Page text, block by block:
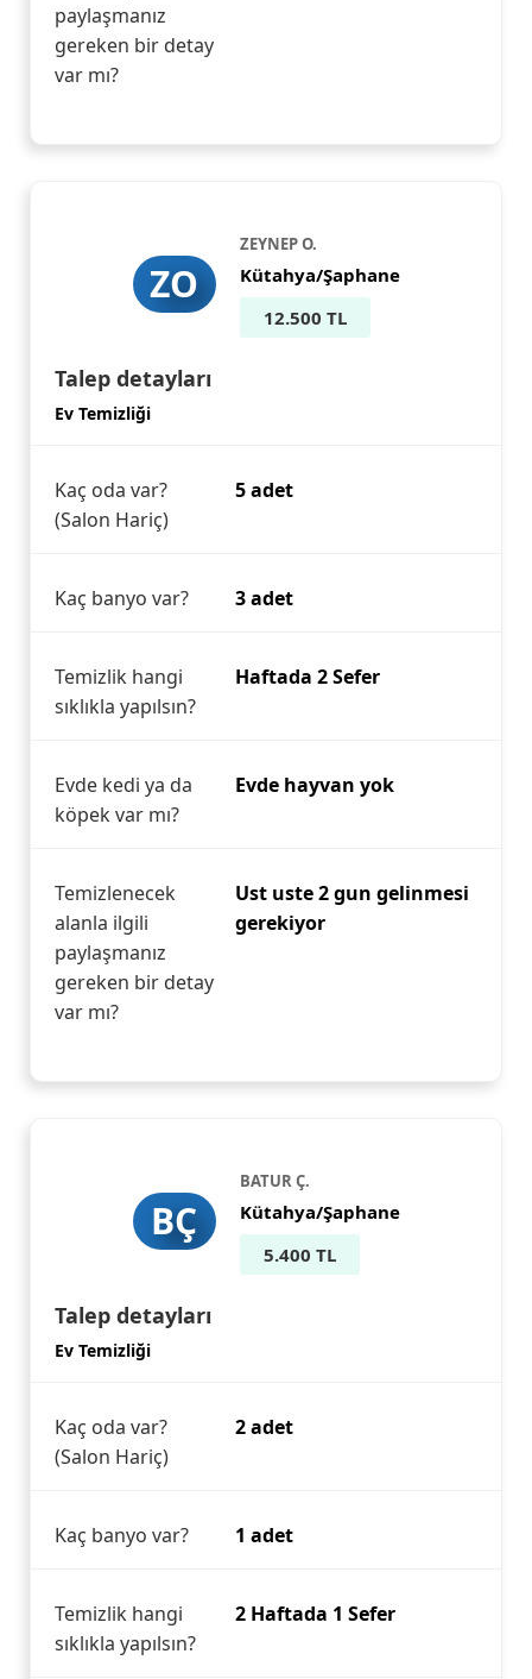
paylaşmanız
gereken bir detay
var mı?
ZO
ZEYNEP O.
Kütahya/Şaphane
12.500 TL
Talep detayları
Ev Temizliği
Kaç oda var?
(Salon Hariç)
5 adet
Kaç banyo var? 3 adet
Temizlik hangi
sıklıkla yapılsın?
Haftada 2 Sefer
Evde kedi ya da
köpek var mı?
Evde hayvan yok
Temizlenecek
alanla ilgili
paylaşmanız
gereken bir detay
var mı?
Ust uste 2 gun gelinmesi
gerekiyor
BÇ
BATUR Ç.
Kütahya/Şaphane
5.400 TL
Talep detayları
Ev Temizliği
Kaç oda var?
(Salon Hariç)
2 adet
Kaç banyo var? 1 adet
Temizlik hangi
sıklıkla yapılsın?
2 Haftada 1 Sefer